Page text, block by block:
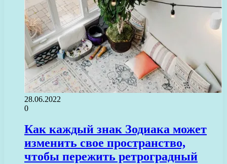
28.06.2022
0
Как каждый знак Зодиака может
изменить свое пространство,
чтобы пережить ретроградный